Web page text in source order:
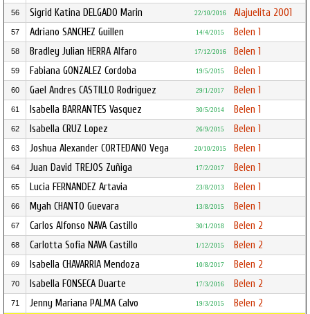
56 Sigrid Katina DELGADO Marin 22/10/2016 Alajuelita 2001
57 Adriano SANCHEZ Guillen 14/4/2015 Belen 1
58 Bradley Julian HERRA Alfaro 17/12/2016 Belen 1
59 Fabiana GONZALEZ Cordoba 19/5/2015 Belen 1
60 Gael Andres CASTILLO Rodriguez 29/1/2017 Belen 1
61 Isabella BARRANTES Vasquez 30/5/2014 Belen 1
62 Isabella CRUZ Lopez 26/9/2015 Belen 1
63 Joshua Alexander CORTEDANO Vega 20/10/2015 Belen 1
64 Juan David TREJOS Zuñiga 17/2/2017 Belen 1
65 Lucia FERNANDEZ Artavia 23/8/2013 Belen 1
66 Myah CHANTO Guevara 13/8/2015 Belen 1
67 Carlos Alfonso NAVA Castillo 30/1/2018 Belen 2
68 Carlotta Sofia NAVA Castillo 1/12/2015 Belen 2
69 Isabella CHAVARRIA Mendoza 10/8/2017 Belen 2
70 Isabella FONSECA Duarte 17/3/2016 Belen 2
71 Jenny Mariana PALMA Calvo 19/3/2015 Belen 2